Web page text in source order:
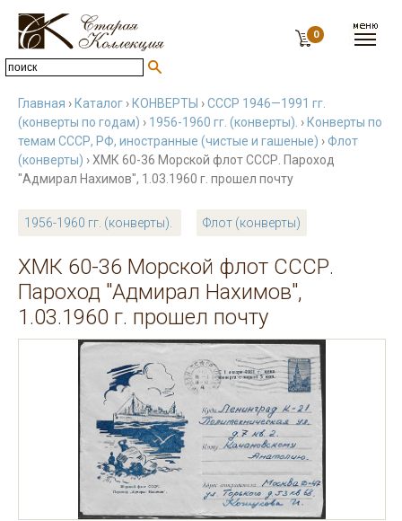
0
Главная › Каталог › КОНВЕРТЫ ›СССР 1946—1991 гг.
(конверты по годам) › 1956-1960 гг. (конверты). › Конверты по
темам СССР, РФ, иностранные (чистые и гашеные) ›Флот
(конверты) › ХМК 60-36 Морской флот СССР. Пароход
"Адмирал Нахимов", 1.03.1960 г. прошел почту
1956-1960 гг. (конверты). Флот (конверты)
ХМК 60-36 Морской флот СССР.
Пароход "Адмирал Нахимов",
1.03.1960 г. прошел почту